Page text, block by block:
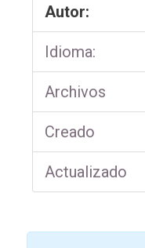
Autor:
Idioma:
Archivos
Creado
Actualizado